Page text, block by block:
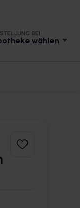
BEI
wählen